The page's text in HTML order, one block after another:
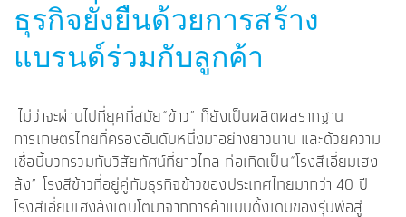
ธุรกิจยั่งยืนด้วยการสร้าง
แบรนด์ร่วมกับลูกค้า
ไม่ว่าจะผ่านไปกี่ยุคกี่สมัย“ข้าว” ก็ยังเป็นผลิตผลรากฐาน
การเกษตรไทยที่ครองอันดับหนึ่งมาอย่างยาวนาน และด้วยความ
เชื่อนี้บวกรวมกับวิสัยทัศน์ที่ยาวไกล ก่อเกิดเป็น“โรงสีเอี่ยมเฮง
ล้ง” โรงสีข้าวที่อยู่คู่กับธุรกิจข้าวของประเทศไทยมากว่า 40 ปี
โรงสีเอี่ยมเฮงล้งเติบโตมาจากการค้าแบบดั้งเดิมของรุ่นพ่อสู่